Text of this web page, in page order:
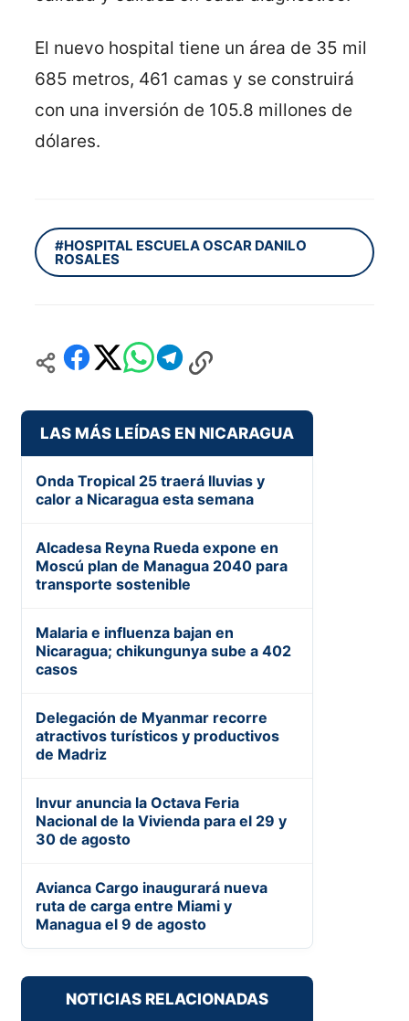
El nuevo hospital tiene un área de 35 mil
685 metros, 461 camas y se construirá
con una inversión de 105.8 millones de
dólares.
#HOSPITAL ESCUELA OSCAR DANILO
ROSALES
LAS MÁS LEÍDAS EN NICARAGUA
Onda Tropical 25 traerá lluvias y
calor a Nicaragua esta semana
Alcadesa Reyna Rueda expone en
Moscú plan de Managua 2040 para
transporte sostenible
Malaria e influenza bajan en
Nicaragua; chikungunya sube a 402
casos
Delegación de Myanmar recorre
atractivos turísticos y productivos
de Madriz
Invur anuncia la Octava Feria
Nacional de la Vivienda para el 29 y
30 de agosto
Avianca Cargo inaugurará nueva
ruta de carga entre Miami y
Managua el 9 de agosto
NOTICIAS RELACIONADAS